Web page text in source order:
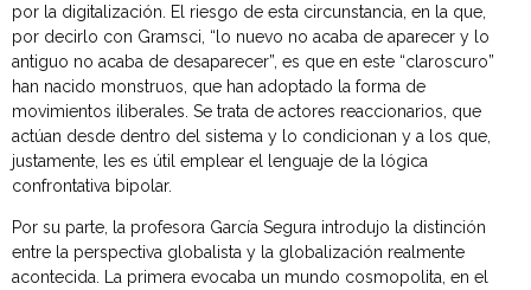
por la digitalización. El riesgo de esta circunstancia, en la que,
por decirlo con Gramsci, “lo nuevo no acaba de aparecer y lo
antiguo no acaba de desaparecer”, es que en este “claroscuro”
han nacido monstruos, que han adoptado la forma de
movimientos iliberales. Se trata de actores reaccionarios, que
actúan desde dentro del sistema y lo condicionan y a los que,
justamente, les es útil emplear el lenguaje de la lógica
confrontativa bipolar.
Por su parte, la profesora García Segura introdujo la distinción
entre la perspectiva globalista y la globalización realmente
acontecida. La primera evocaba un mundo cosmopolita, en el